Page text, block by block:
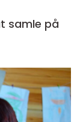
samle på